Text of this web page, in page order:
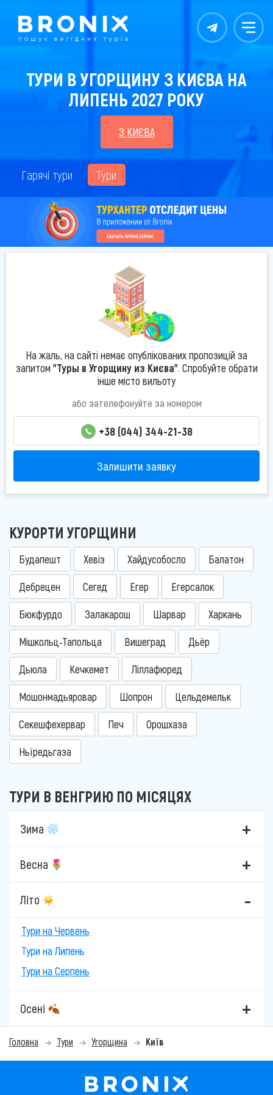
Контакты Меню
ТУРИ В УГОРЩИНУ З КИЄВА НА
ЛИПЕНЬ 2027 РОКУ
З КИЄВА
Гарячі тури Тури
На жаль, на сайті немає опублікованих пропозицій за
запитом "Туры в Угорщину из Києва". Спробуйте обрати
інше місто вильоту
або зателефонуйте за номером
+38 (044) 344-21-38
Залишити заявку
КУРОРТИ УГОРЩИНИ
Будапешт Хевіз Хайдусобосло Балатон
Дебрецен Сегед Егер Егерсалок
Бюкфурдо Залакарош Шарвар Харкань
Мішкольц-Тапольца Вишеград Дьёр
Дьюла Кечкемет Ліллафюред
Мошонмадьяровар Шопрон Цельдемельк
Секешфехервар Печ Орошхаза
Ньїредьгаза
ТУРИ В ВЕНГРИЮ ПО МІСЯЦЯХ
Зима
Весна
Літо
Тури на Червень
Тури на Липень
Тури на Серпень
Осені
Головна Тури Угорщина Київ